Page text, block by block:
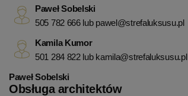
Paweł Sobelski
505 782 666 lub pawel@strefaluksusu.pl
Kamila Kumor
501 284 822 lub kamila@strefaluksusu.pl
Paweł Sobelski
Obsługa architektów